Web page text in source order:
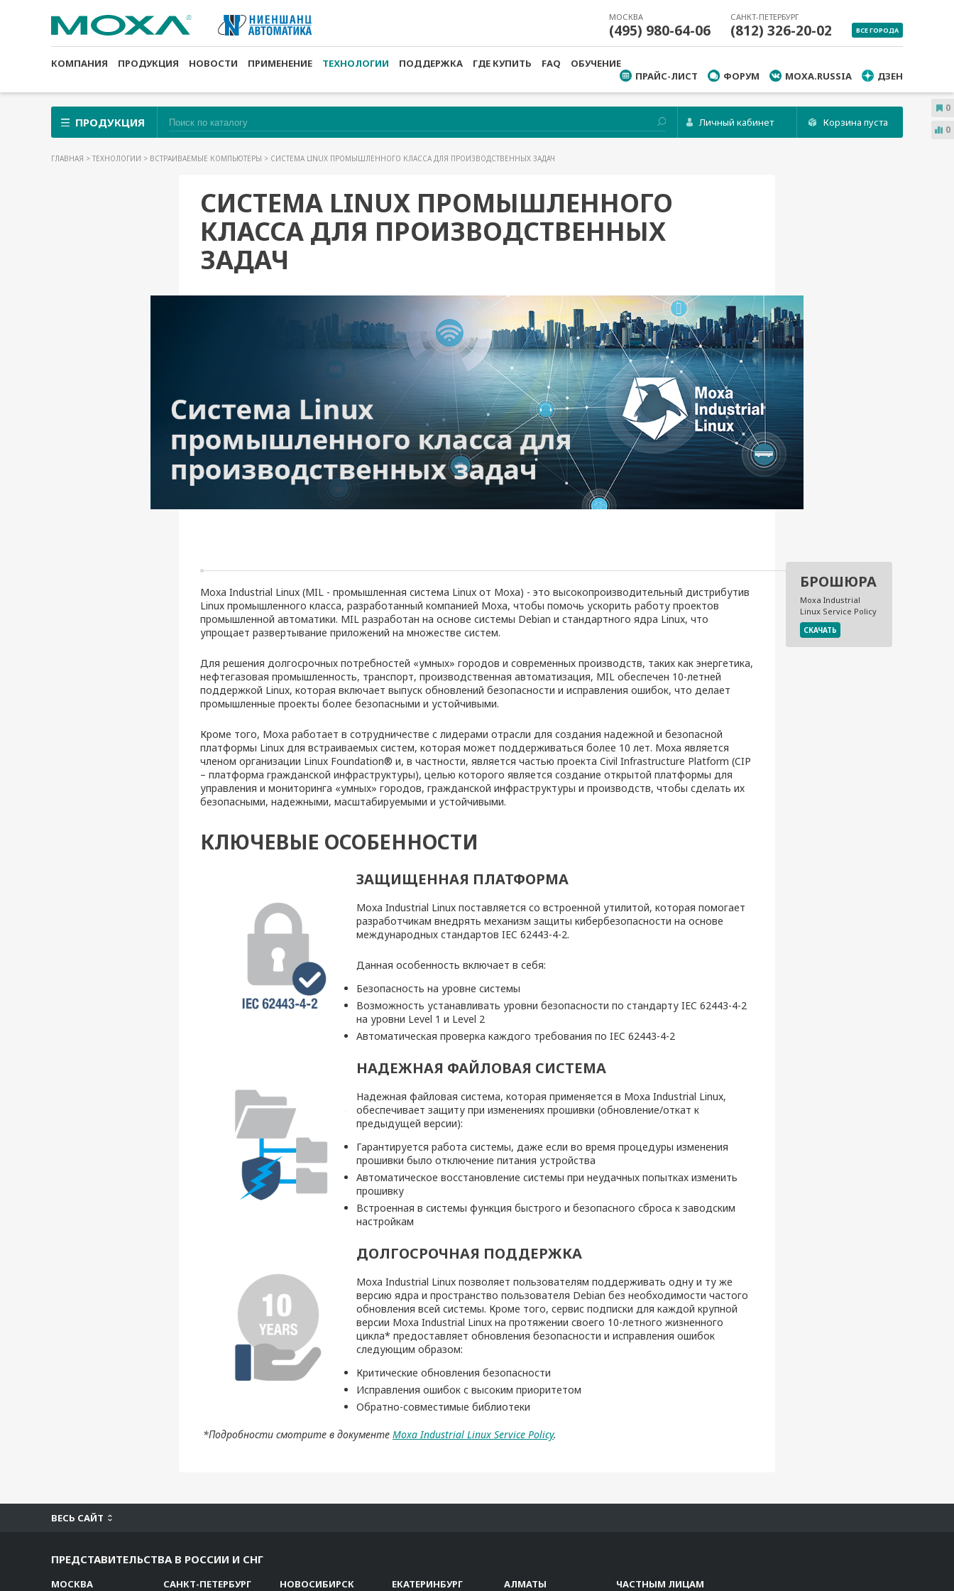
МОСКВА
(495) 980-64-06
САНКТ-ПЕТЕРБУРГ
(812) 326-20-02 ВСЕ ГОРОДА
КОМПАНИЯ ПРОДУКЦИЯ НОВОСТИ ПРИМЕНЕНИЕ ТЕХНОЛОГИИ ПОДДЕРЖКА ГДЕ КУПИТЬ FAQ
ОБУЧЕНИЕ
ПРАЙС-ЛИСТ
ФОРУМ MOXA.RUSSIA ДЗЕН
ПРОДУКЦИЯ Личный кабинет Корзина пуста
ГЛАВНАЯ > ТЕХНОЛОГИИ > ВСТРАИВАЕМЫЕ КОМПЬЮТЕРЫ > СИСТЕМА LINUX ПРОМЫШЛЕННОГО КЛАССА ДЛЯ ПРОИЗВОДСТВЕННЫХ ЗАДАЧ
СИСТЕМА LINUX ПРОМЫШЛЕННОГО
КЛАССА ДЛЯ ПРОИЗВОДСТВЕННЫХ
ЗАДАЧ
БРОШЮРА
Moxa Industrial
Linux Service Policy
СКАЧАТЬ
Moxa Industrial Linux (MIL - промышленная система Linux от Moxa) - это высокопроизводительный дистрибутив
Linux промышленного класса, разработанный компанией Moxa, чтобы помочь ускорить работу проектов
промышленной автоматики. MIL разработан на основе системы Debian и стандартного ядра Linux, что
упрощает развертывание приложений на множестве систем.
Для решения долгосрочных потребностей «умных» городов и современных производств, таких как энергетика,
нефтегазовая промышленность, транспорт, производственная автоматизация, MIL обеспечен 10-летней
поддержкой Linux, которая включает выпуск обновлений безопасности и исправления ошибок, что делает
промышленные проекты более безопасными и устойчивыми.
Кроме того, Moxa работает в сотрудничестве с лидерами отрасли для создания надежной и безопасной
платформы Linux для встраиваемых систем, которая может поддерживаться более 10 лет. Moxa является
членом организации Linux Foundation® и, в частности, является частью проекта Civil Infrastructure Platform (CIP
– платформа гражданской инфраструктуры), целью которого является создание открытой платформы для
управления и мониторинга «умных» городов, гражданской инфраструктуры и производств, чтобы сделать их
безопасными, надежными, масштабируемыми и устойчивыми.
КЛЮЧЕВЫЕ ОСОБЕННОСТИ
ЗАЩИЩЕННАЯ ПЛАТФОРМА
Moxa Industrial Linux поставляется со встроенной утилитой, которая помогает
разработчикам внедрять механизм защиты кибербезопасности на основе
международных стандартов IEC 62443-4-2.
Данная особенность включает в себя:
Безопасность на уровне системы
Возможность устанавливать уровни безопасности по стандарту IEC 62443-4-2
на уровни Level 1 и Level 2
Автоматическая проверка каждого требования по IEC 62443-4-2
НАДЕЖНАЯ ФАЙЛОВАЯ СИСТЕМА
Надежная файловая система, которая применяется в Moxa Industrial Linux,
обеспечивает защиту при изменениях прошивки (обновление/откат к
предыдущей версии):
Гарантируется работа системы, даже если во время процедуры изменения
прошивки было отключение питания устройства
Автоматическое восстановление системы при неудачных попытках изменить
прошивку
Встроенная в системы функция быстрого и безопасного сброса к заводским
настройкам
ДОЛГОСРОЧНАЯ ПОДДЕРЖКА
Moxa Industrial Linux позволяет пользователям поддерживать одну и ту же
версию ядра и пространство пользователя Debian без необходимости частого
обновления всей системы. Кроме того, сервис подписки для каждой крупной
версии Moxa Industrial Linux на протяжении своего 10-летного жизненного
цикла* предоставляет обновления безопасности и исправления ошибок
следующим образом:
Критические обновления безопасности
Исправления ошибок с высоким приоритетом
Обратно-совместимые библиотеки
*Подробности смотрите в документе Moxa Industrial Linux Service Policy.
ВЕСЬ САЙТ
ПРЕДСТАВИТЕЛЬСТВА В РОССИИ И СНГ
МОСКВА САНКТ-ПЕТЕРБУРГ НОВОСИБИРСК ЕКАТЕРИНБУРГ АЛМАТЫ ЧАСТНЫМ ЛИЦАМ
0
0